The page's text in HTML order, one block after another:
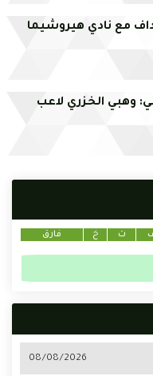
مع نادي هيروشيما
وهبي الخزري لاعب
ت خ فارق